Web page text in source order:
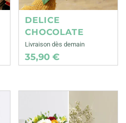
DELICE
CHOCOLATE
Livraison dès demain
35,90 €